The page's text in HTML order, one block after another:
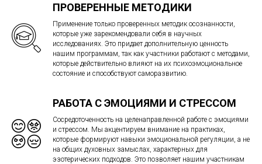
ПРОВЕРЕННЫЕ МЕТОДИКИ
Применение только проверенных методик осознанности,
которые уже зарекомендовали себя в научных
исследованиях. Это придает дополнительную ценность
нашим программам, так как участники работают с методами,
которые действительно влияют на их психоэмоциональное
состояние и способствуют саморазвитию.
РАБОТА С ЭМОЦИЯМИ И СТРЕССОМ
Сосредоточенность на целенаправленной работе с эмоциями
и стрессом. Мы акцентируем внимание на практиках,
которые формируют навыки эмоциональной регуляции, а не
на общих духовных замыслах, характерных для
эзотерических подходов. Это позволяет нашим участникам